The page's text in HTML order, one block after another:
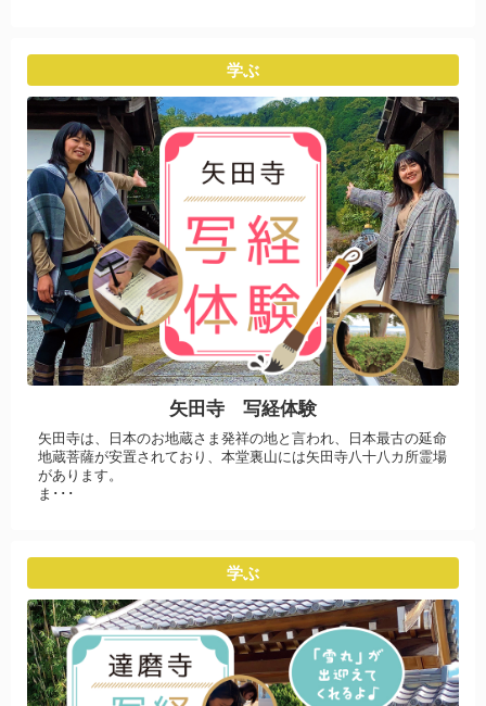
学ぶ
矢田寺 写経体験
矢田寺は、日本のお地蔵さま発祥の地と言われ、日本最古の延命
地蔵菩薩が安置されており、本堂裏山には矢田寺八十八カ所霊場
があります。
ま･･･
学ぶ